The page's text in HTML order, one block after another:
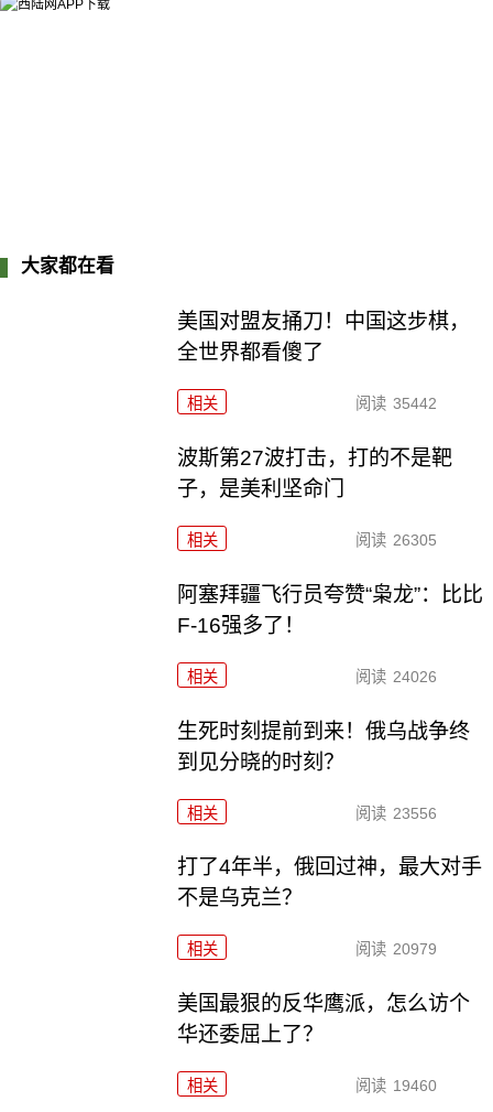
大家都在看
美国对盟友捅刀！中国这步棋，
全世界都看傻了
相关 阅读 35442
波斯第27波打击，打的不是靶
子，是美利坚命门
相关 阅读 26305
阿塞拜疆飞行员夸赞“枭龙”：比比
F-16强多了！
相关 阅读 24026
生死时刻提前到来！俄乌战争终
到见分晓的时刻？
相关 阅读 23556
打了4年半，俄回过神，最大对手
不是乌克兰？
相关 阅读 20979
美国最狠的反华鹰派，怎么访个
华还委屈上了？
相关 阅读 19460